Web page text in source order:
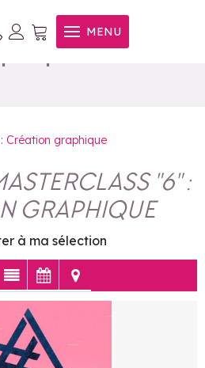
MENU
"6" :
Création graphique
"6" :
GRAPHIQUE
à ma sélection